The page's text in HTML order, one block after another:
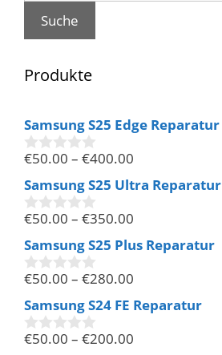
Suche
Produkte
Samsung S25 Edge Reparatur
0
o
n
5
€50.00 – €400.00
Samsung S25 Ultra Reparatur
0
o
n
5
€50.00 – €350.00
Samsung S25 Plus Reparatur
0
o
n
5
€50.00 – €280.00
Samsung S24 FE Reparatur
0
€50.00 – €200.00